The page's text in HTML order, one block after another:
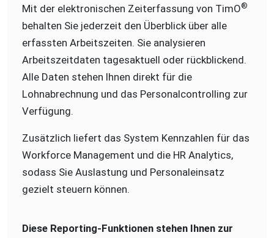
Mit der elektronischen Zeiterfassung von TimO®
behalten Sie jederzeit den Überblick über alle
erfassten Arbeitszeiten. Sie analysieren
Arbeitszeitdaten tagesaktuell oder rückblickend.
Alle Daten stehen Ihnen direkt für die
Lohnabrechnung und das Personalcontrolling zur
Verfügung.
Zusätzlich liefert das System Kennzahlen für das
Workforce Management und die HR Analytics,
sodass Sie Auslastung und Personaleinsatz
gezielt steuern können.
Diese Reporting-Funktionen stehen Ihnen zur